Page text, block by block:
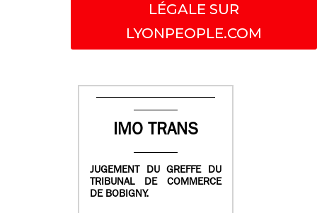
LÉGALE SUR
LYONPEOPLE.COM
IMO TRANS
JUGEMENT DU GREFFE DU
TRIBUNAL DE COMMERCE
DE BOBIGNY.